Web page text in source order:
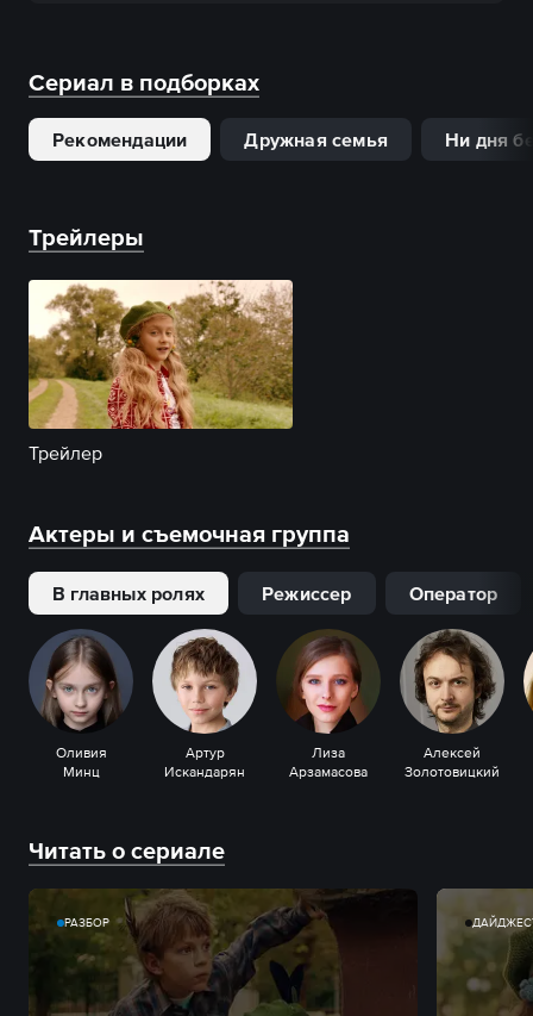
Сериал в подборках
Рекомендации Дружная семья Ни дня
Трейлеры
Трейлер
Актеры и съемочная группа
В главных ролях Режиссер Оператор
Оливия
Минц
Артур
Искандарян
Лиза
Арзамасова
Алексей
Золотовицкий
Читать о сериале
РАЗБОР